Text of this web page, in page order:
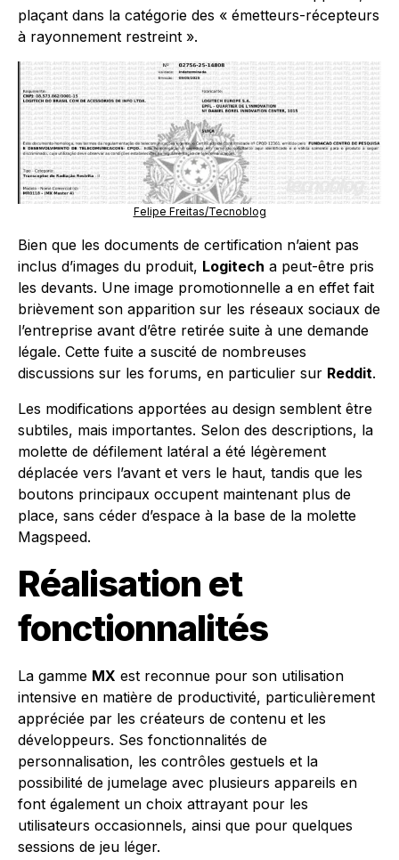
plaçant dans la catégorie des « émetteurs-récepteurs
à rayonnement restreint ».
Felipe Freitas/Tecnoblog
Bien que les documents de certification n’aient pas
inclus d’images du produit, Logitech a peut-être pris
les devants. Une image promotionnelle a en effet fait
brièvement son apparition sur les réseaux sociaux de
l’entreprise avant d’être retirée suite à une demande
légale. Cette fuite a suscité de nombreuses
discussions sur les forums, en particulier sur Reddit.
Les modifications apportées au design semblent être
subtiles, mais importantes. Selon des descriptions, la
molette de défilement latéral a été légèrement
déplacée vers l’avant et vers le haut, tandis que les
boutons principaux occupent maintenant plus de
place, sans céder d’espace à la base de la molette
Magspeed.
Réalisation et
fonctionnalités
La gamme MX est reconnue pour son utilisation
intensive en matière de productivité, particulièrement
appréciée par les créateurs de contenu et les
développeurs. Ses fonctionnalités de
personnalisation, les contrôles gestuels et la
possibilité de jumelage avec plusieurs appareils en
font également un choix attrayant pour les
utilisateurs occasionnels, ainsi que pour quelques
sessions de jeu léger.